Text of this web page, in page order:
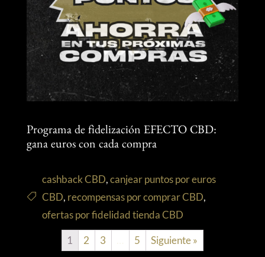
Programa de fidelización EFECTO CBD:
gana euros con cada compra
cashback CBD,canjear puntos por euros
CBD, recompensas por comprar CBD,
ofertas por fidelidad tienda CBD
1 2 3 5 Siguiente »